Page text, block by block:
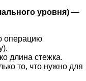
уровня) —
операцию
длина стежка.
то, что нужно для